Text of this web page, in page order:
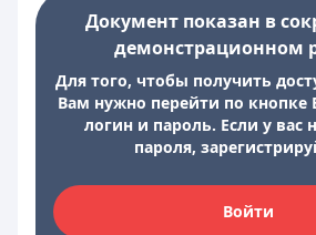
Документ показан в
демонстрационном
Для того, чтобы получить
Вам нужно перейти по кнопке
логин и пароль. Если у вас
пароля,
Войти